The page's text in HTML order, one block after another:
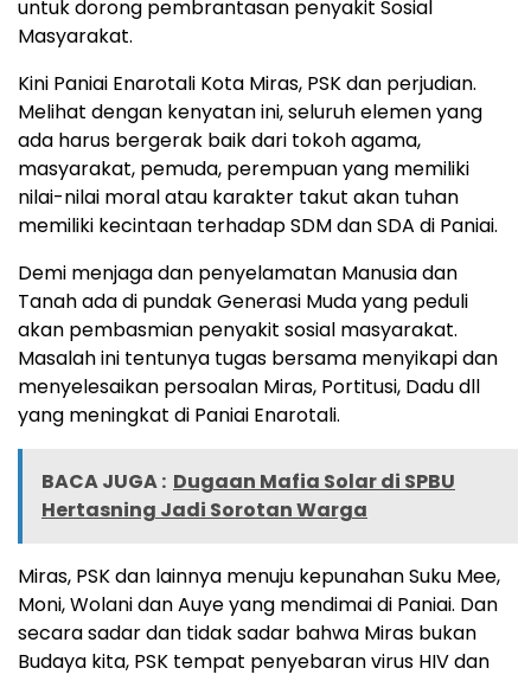
untuk dorong pembrantasan penyakit Sosial
Masyarakat.
Kini Paniai Enarotali Kota Miras, PSK dan perjudian.
Melihat dengan kenyatan ini, seluruh elemen yang
ada harus bergerak baik dari tokoh agama,
masyarakat, pemuda, perempuan yang memiliki
nilai-nilai moral atau karakter takut akan tuhan
memiliki kecintaan terhadap SDM dan SDA di Paniai.
Demi menjaga dan penyelamatan Manusia dan
Tanah ada di pundak Generasi Muda yang peduli
akan pembasmian penyakit sosial masyarakat.
Masalah ini tentunya tugas bersama menyikapi dan
menyelesaikan persoalan Miras, Portitusi, Dadu dll
yang meningkat di Paniai Enarotali.
BACA JUGA : Dugaan Mafia Solar di SPBU
Hertasning Jadi Sorotan Warga
Miras, PSK dan lainnya menuju kepunahan Suku Mee,
Moni, Wolani dan Auye yang mendimai di Paniai. Dan
secara sadar dan tidak sadar bahwa Miras bukan
Budaya kita, PSK tempat penyebaran virus HIV dan